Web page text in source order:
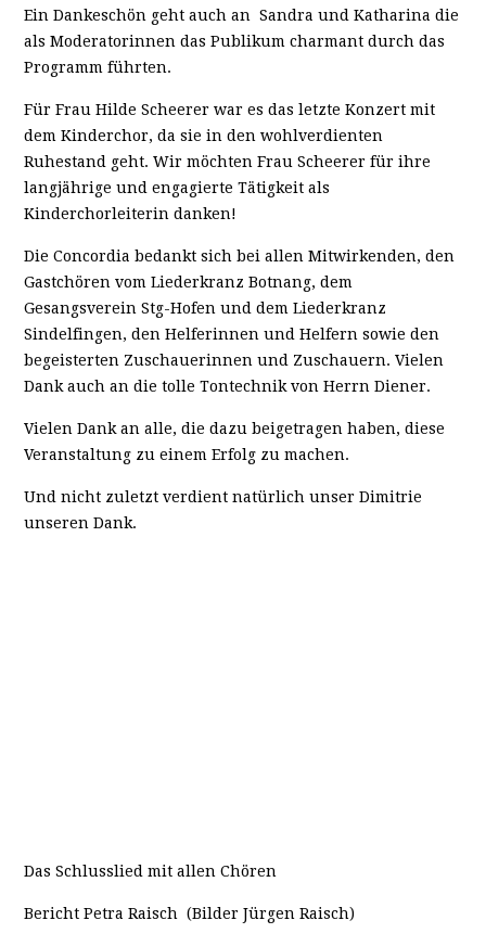
Ein Dankeschön geht auch an Sandra und Katharina die
als Moderatorinnen das Publikum charmant durch das
Programm führten.
Für Frau Hilde Scheerer war es das letzte Konzert mit
dem Kinderchor, da sie in den wohlverdienten
Ruhestand geht. Wir möchten Frau Scheerer für ihre
langjährige und engagierte Tätigkeit als
Kinderchorleiterin danken!
Die Concordia bedankt sich bei allen Mitwirkenden, den
Gastchören vom Liederkranz Botnang, dem
Gesangsverein Stg-Hofen und dem Liederkranz
Sindelfingen, den Helferinnen und Helfern sowie den
begeisterten Zuschauerinnen und Zuschauern. Vielen
Dank auch an die tolle Tontechnik von Herrn Diener.
Vielen Dank an alle, die dazu beigetragen haben, diese
Veranstaltung zu einem Erfolg zu machen.
Und nicht zuletzt verdient natürlich unser Dimitrie
unseren Dank.
Das Schlusslied mit allen Chören
Bericht Petra Raisch (Bilder Jürgen Raisch)